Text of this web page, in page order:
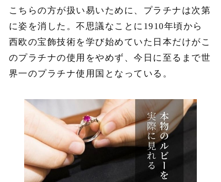
こちらの方が扱い易いために、プラチナは次第
に姿を消した。不思議なことに1910年頃から
西欧の宝飾技術を学び始めていた日本だけがこ
のプラチナの使用をやめず、今日に至るまで世
界一のプラチナ使用国となっている。